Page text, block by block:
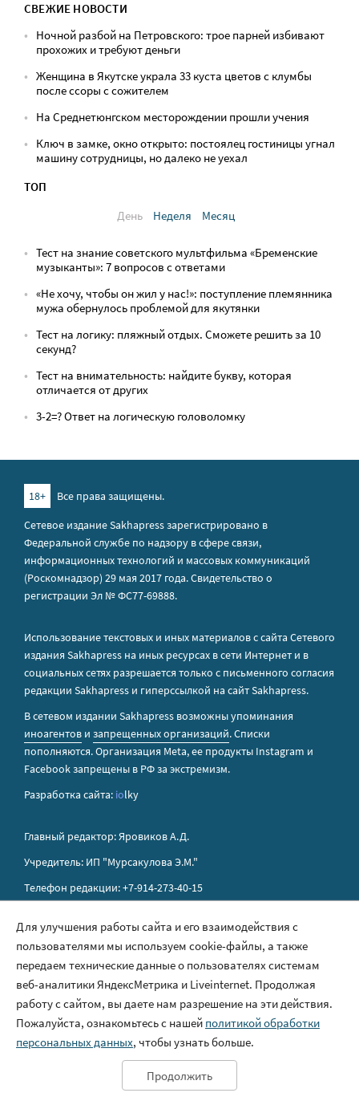
СВЕЖИЕ НОВОСТИ
Ночной разбой на Петровского: трое парней избивают
прохожих и требуют деньги
Женщина в Якутске украла 33 куста цветов с клумбы
после ссоры с сожителем
На Среднетюнгском месторождении прошли учения
Ключ в замке, окно открыто: постоялец гостиницы угнал
машину сотрудницы, но далеко не уехал
ТОП
День
Неделя Месяц
Тест на знание советского мультфильма «Бременские
музыканты»: 7 вопросов с ответами
«Не хочу, чтобы он жил у нас!»: поступление племянника
мужа обернулось проблемой для якутянки
Тест на логику: пляжный отдых. Сможете решить за 10
секунд?
Тест на внимательность: найдите букву, которая
отличается от других
3-2=? Ответ на логическую головоломку
18+
Все права защищены.
Сетевое издание Sakhapress зарегистрировано в
Федеральной службе по надзору в сфере связи,
информационных технологий и массовых коммуникаций
(Роскомнадзор) 29 мая 2017 года. Свидетельство о
регистрации Эл № ФС77-69888.
Использование текстовых и иных материалов с сайта Сетевого
издания Sakhapress на иных ресурсах в сети Интернет и в
социальных сетях разрешается только с письменного согласия
редакции Sakhapress и гиперссылкой на сайт Sakhapress.
В сетевом издании Sakhapress возможны упоминания
иноагентов и запрещенных организаций. Списки
пополняются. Организация Metа, ее продукты Instagram и
Facebook запрещены в РФ за экстремизм.
Разработка сайта: iolky
Главный редактор: Яровиков А.Д.
Учредитель: ИП "Мурсакулова Э.М."
Телефон редакции: +7-914-273-40-15
Политика обработки персональных данных
Размещение рекламы
Контакты
Для улучшения работы сайта и его взаимодействия с
пользователями мы используем cookie-файлы, а также
передаем технические данные о пользователях системам
веб-аналитики ЯндексМетрика и Liveinternet. Продолжая
работу с сайтом, вы даете нам разрешение на эти действия.
Пожалуйста, ознакомьтесь с нашей политикой обработки
персональных данных, чтобы узнать больше.
Продолжить